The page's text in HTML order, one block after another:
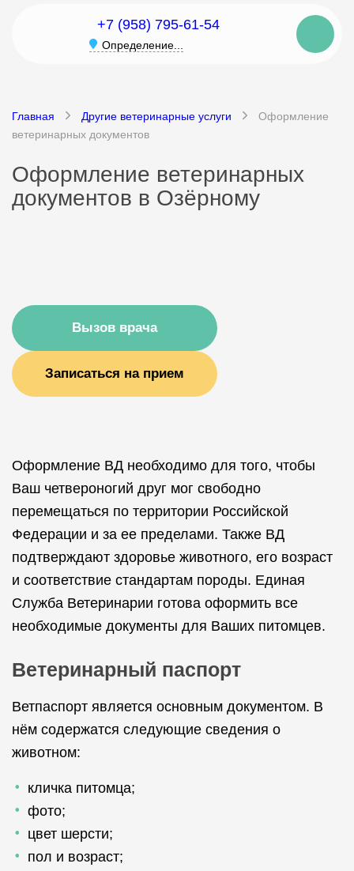
+7 (958) 795-61-54
Определение...
Главная Другие ветеринарные услуги
Оформление
ветеринарных документов
Оформление ветеринарных
документов в Озёрному
Вызов врача
Записаться на прием
Оформление ВД необходимо для того, чтобы
Ваш четвероногий друг мог свободно
перемещаться по территории Российской
Федерации и за ее пределами. Также ВД
подтверждают здоровье животного, его возраст
и соответствие стандартам породы. Единая
Служба Ветеринарии готова оформить все
необходимые документы для Ваших питомцев.
Ветеринарный паспорт
Ветпаспорт является основным документом. В
нём содержатся следующие сведения о
животном:
кличка питомца;
фото;
цвет шерсти;
пол и возраст;